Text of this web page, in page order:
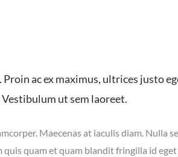
ac ex maximus, ultrices justo
ut sem laoreet.
Maecenas at iaculis diam. Nulla
quam et quam blandit fringilla id eget